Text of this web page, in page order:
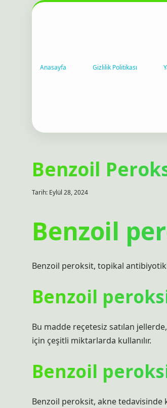
Anasayfa Gizlilik Politikası
Benzoil
Tarih: Eylül 28, 2024
Benzoil
Benzoil peroksit, topikal
Benzoil
Bu madde reçetesiz satılan
için çeşitli miktarlarda kullanılır.
Benzoil
Benzoil peroksit, akne tedavisinde